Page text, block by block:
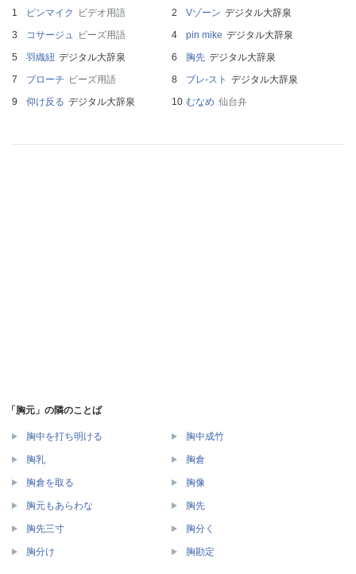
ピンマイク ビデオ用語 Vゾーン デジタル大辞泉
コサージュ
ビーズ用語 pin mike デジタル大辞泉
羽織紐 デジタル大辞泉 胸先 デジタル大辞泉
ブローチ ビーズ用語 ブレ‐スト デジタル大辞泉
仰け反る デジタル大辞泉 むなめ 仙台弁
「胸元」の隣のことば
胸中を打ち明ける 胸中成竹
胸乳 胸倉
胸倉を取る 胸像
胸元もあらわな 胸先
胸先三寸 胸分く
胸分け 胸勘定